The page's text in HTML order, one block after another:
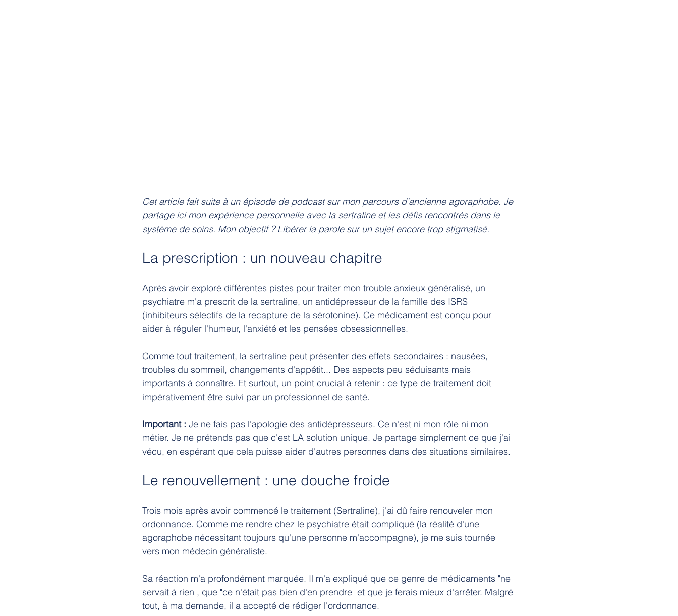
Cet article fait suite à un épisode de podcast sur mon parcours d'ancienne agoraphobe. Je
partage ici mon expérience personnelle avec la sertraline et les défis rencontrés dans le
système de soins. Mon objectif ? Libérer la parole sur un sujet encore trop stigmatisé.
La prescription : un nouveau chapitre
Après avoir exploré différentes pistes pour traiter mon trouble anxieux généralisé, un
psychiatre m'a prescrit de la sertraline, un antidépresseur de la famille des ISRS
(inhibiteurs sélectifs de la recapture de la sérotonine). Ce médicament est conçu pour
aider à réguler l'humeur, l'anxiété et les pensées obsessionnelles.
Comme tout traitement, la sertraline peut présenter des effets secondaires : nausées,
troubles du sommeil, changements d'appétit... Des aspects peu séduisants mais
importants à connaître. Et surtout, un point crucial à retenir : ce type de traitement doit
impérativement être suivi par un professionnel de santé.
Important : Je ne fais pas l'apologie des antidépresseurs. Ce n'est ni mon rôle ni mon
métier. Je ne prétends pas que c'est LA solution unique. Je partage simplement ce que j'ai
vécu, en espérant que cela puisse aider d'autres personnes dans des situations similaires.
Le renouvellement : une douche froide
Trois mois après avoir commencé le traitement (Sertraline), j'ai dû faire renouveler mon
ordonnance. Comme me rendre chez le psychiatre était compliqué (la réalité d'une
agoraphobe nécessitant toujours qu'une personne m'accompagne), je me suis tournée
vers mon médecin généraliste.
Sa réaction m'a profondément marquée. Il m'a expliqué que ce genre de médicaments "ne
servait à rien", que "ce n'était pas bien d'en prendre" et que je ferais mieux d'arrêter. Malgré
tout, à ma demande, il a accepté de rédiger l'ordonnance.